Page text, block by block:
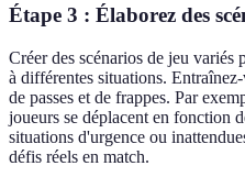
Étape 3 : Élaborez des
Créer des scénarios de jeu variés
à différentes situations.
de passes et de frappes. Par
joueurs se déplacent en fonction
situations d'urgence ou
défis réels en match.